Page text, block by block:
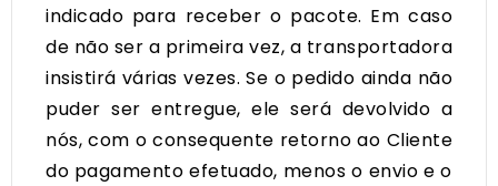
indicado para receber o pacote. Em caso
de não ser a primeira vez, a transportadora
insistirá várias vezes. Se o pedido ainda não
puder ser entregue, ele será devolvido a
nós, com o consequente retorno ao Cliente
do pagamento efetuado, menos o envio e o